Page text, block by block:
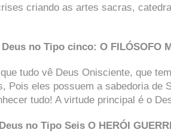
criando as artes sacras,
no Tipo cinco: O FILÓSOFO
tudo vê Deus Onisciente, que
Pois eles possuem a sabedoria de
tudo! A virtude principal é o
no Tipo Seis O HERÓI